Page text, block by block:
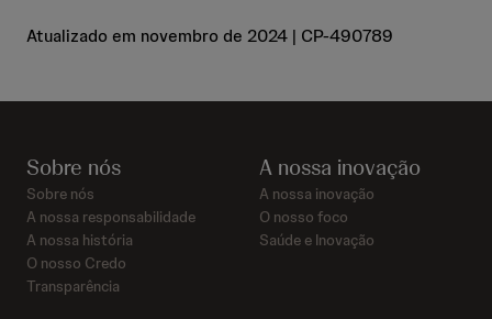
Atualizado em novembro de 2024 | CP-490789
Sobre nós
Sobre nós
A nossa responsabilidade
A nossa história
O nosso Credo
Transparência
A nossa inovação
A nossa inovação
O nosso foco
Saúde e Inovação